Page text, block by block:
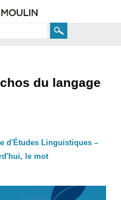
Rechercher
du langage
d'Études Linguistiques –
le mot